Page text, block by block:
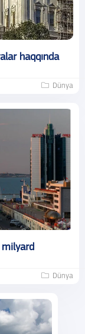
haqqında
Dünya
milyard
Dünya